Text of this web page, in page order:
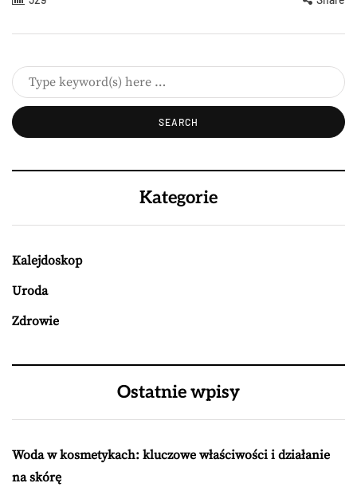
Kategorie
Kalejdoskop
Uroda
Zdrowie
Ostatnie wpisy
Woda w kosmetykach: kluczowe właściwości i działanie
na skórę